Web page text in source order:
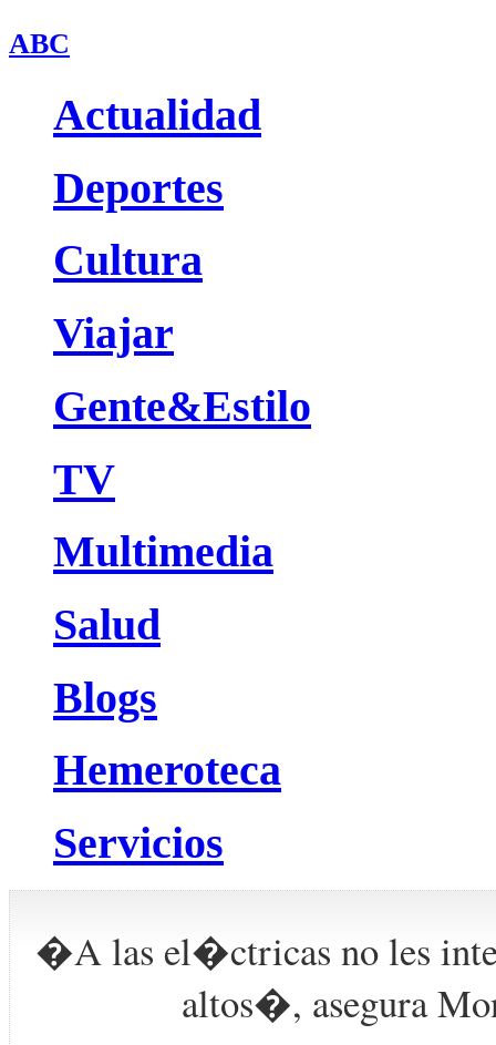
ABC
Actualidad
Deportes
Cultura
Viajar
Gente&Estilo
TV
Multimedia
Salud
Blogs
Hemeroteca
Servicios
�A las el�ctricas no les
altos�, asegura